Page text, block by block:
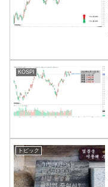
KOSPI
トピック